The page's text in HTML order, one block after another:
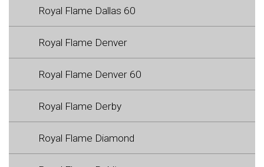
Royal Flame Dallas 60
Royal Flame Denver
Royal Flame Denver 60
Royal Flame Derby
Royal Flame Diamond